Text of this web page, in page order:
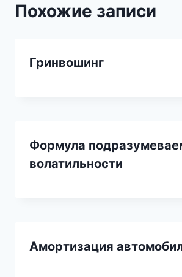
Похожие записи
Гринвошинг
Формула
волатильности
Амортизация